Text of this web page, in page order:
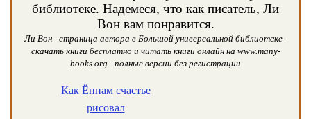
библиотеке. Надемеся, что как писатель, Ли
Вон вам понравится.
Ли Вон - страница автора в Большой универсальной библиотеке -
скачать книги бесплатно и читать книги онлайн на www.many-
books.org - полные версии без регистрации
Как Ённам счастье
рисовал